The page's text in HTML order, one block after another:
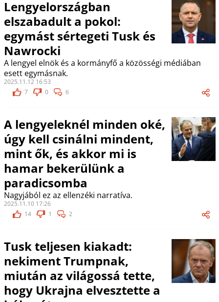
Lengyelországban
elszabadult a pokol:
egymást sértegeti Tusk és
Nawrocki
A lengyel elnök és a kormányfő a közösségi médiában
esett egymásnak.
2025.11.12 16:53
7
0 6
A lengyeleknél minden oké,
úgy kell csinálni mindent,
mint ők, és akkor mi is
hamar bekerülünk a
paradicsomba
Nagyjából ez az ellenzéki narratíva.
2025.11.10 17:26
14
1 2
Tusk teljesen kiakadt:
nekiment Trumpnak,
miután az világossá tette,
hogy Ukrajna elvesztette a